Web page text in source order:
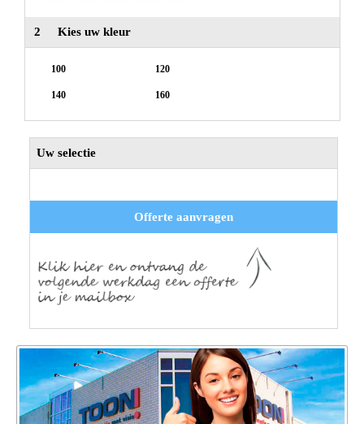
2 Kies uw kleur
100 120
140 160
Uw selectie
Offerte aanvragen